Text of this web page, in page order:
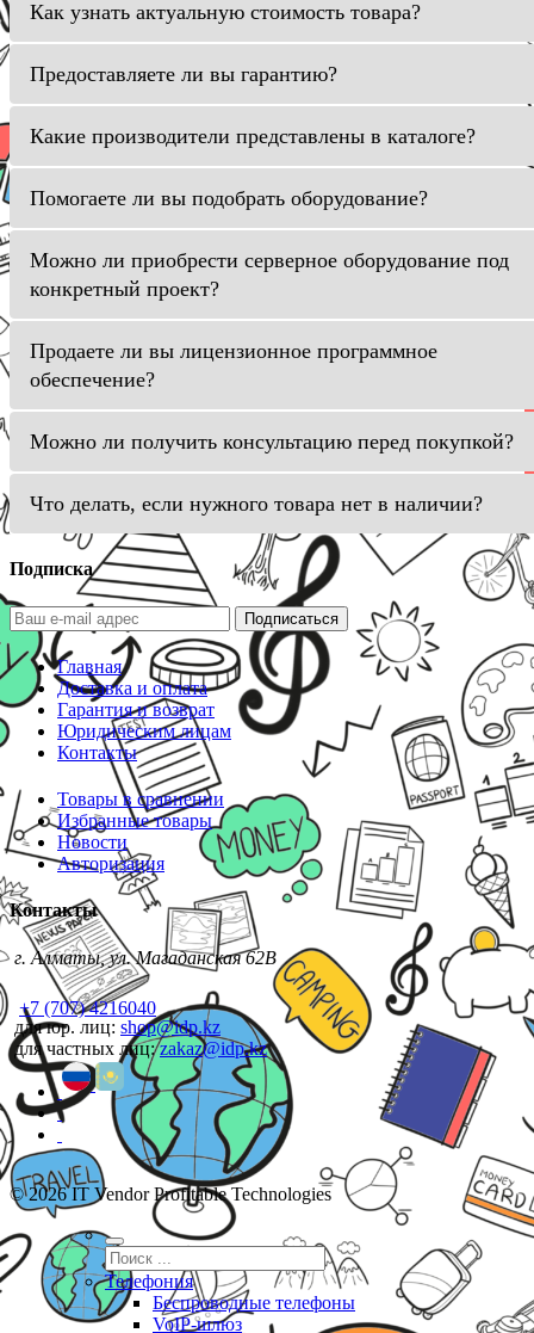
Как узнать актуальную стоимость товара?
Предоставляете ли вы гарантию?
Какие производители представлены в каталоге?
Помогаете ли вы подобрать оборудование?
Можно ли приобрести серверное оборудование под
конкретный проект?
Продаете ли вы лицензионное программное
обеспечение?
Можно ли получить консультацию перед покупкой?
Что делать, если нужного товара нет в наличии?
Подписка
Подписаться
Главная
Доставка и оплата
Гарантия и возврат
Юридическим лицам
Контакты
Товары в сравнении
Избранные товары
Новости
Авторизация
Контакты
г. Алматы, ул. Магаданская 62В
+7 (707) 4216040
для юр. лиц: shop@idp.kz
для частных лиц:zakaz@idp.kz
© 2026 IT Vendor Profitable Technologies
Телефония
Беспроводные телефоны
VoIP-шлюз